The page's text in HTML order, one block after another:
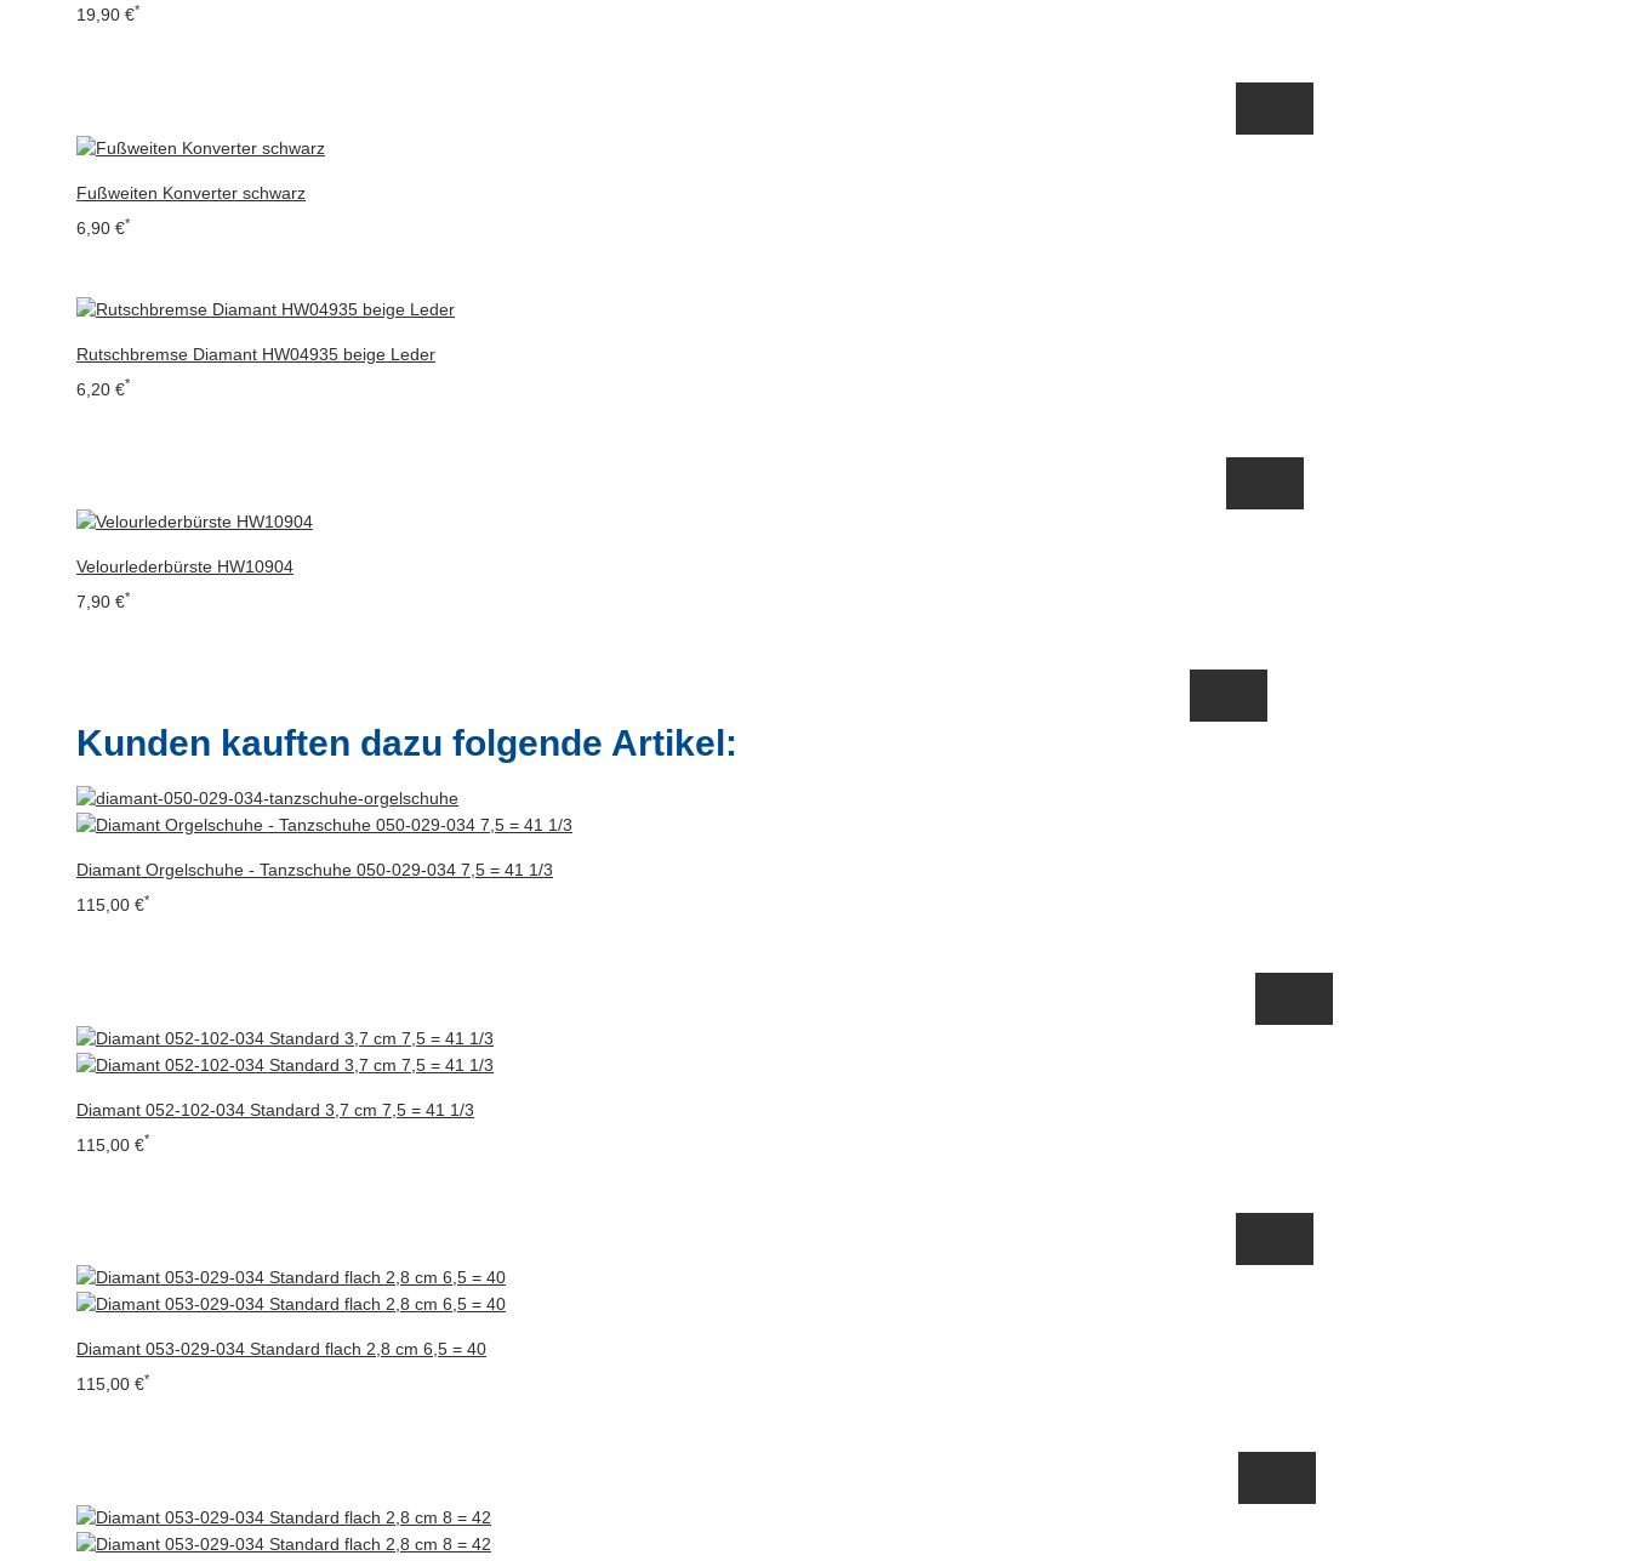
19,90 €*
Fußweiten Konverter schwarz
6,90 €*
Rutschbremse Diamant HW04935 beige Leder
6,20 €*
Velourlederbürste HW10904
7,90 €*
Kunden kauften dazu folgende Artikel:
Diamant Orgelschuhe - Tanzschuhe 050-029-034 7,5 = 41 1/3
115,00 €*
Diamant 052-102-034 Standard 3,7 cm 7,5 = 41 1/3
115,00 €*
Diamant 053-029-034 Standard flach 2,8 cm 6,5 = 40
115,00 €*